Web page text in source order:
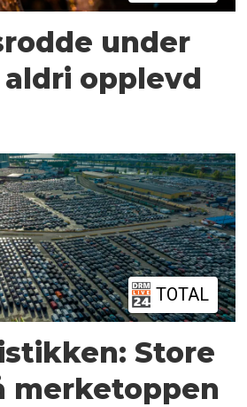
under
aldri opplevd
TOTAL
Store
merketoppen